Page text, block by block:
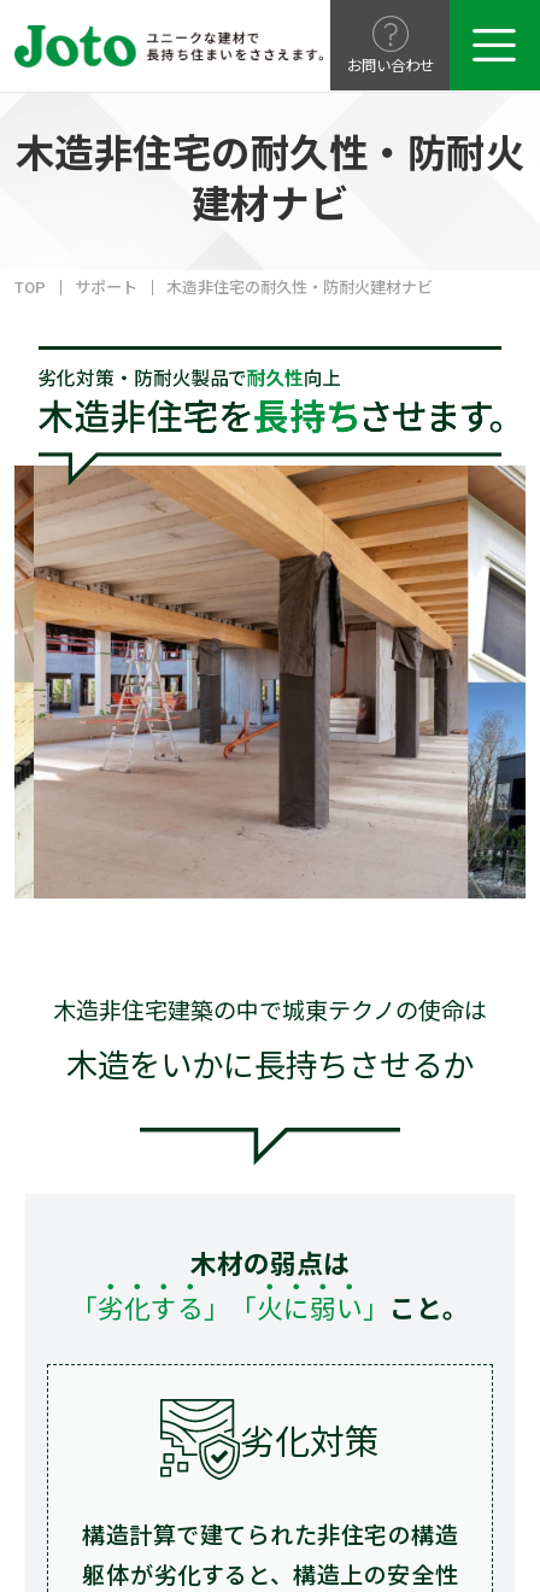
お問い合わせ
木造非住宅の耐久性・防耐火
建材ナビ
TOP サポート 木造非住宅の耐久性・防耐火建材ナビ
木造非住宅建築の中で城東テクノの使命は
木造をいかに長持ちさせるか
木材の弱点は
「劣化する」
「火に弱い」 こと。
劣化対策
構造計算で建てられた非住宅の構造
躯体が劣化すると、構造上の安全性